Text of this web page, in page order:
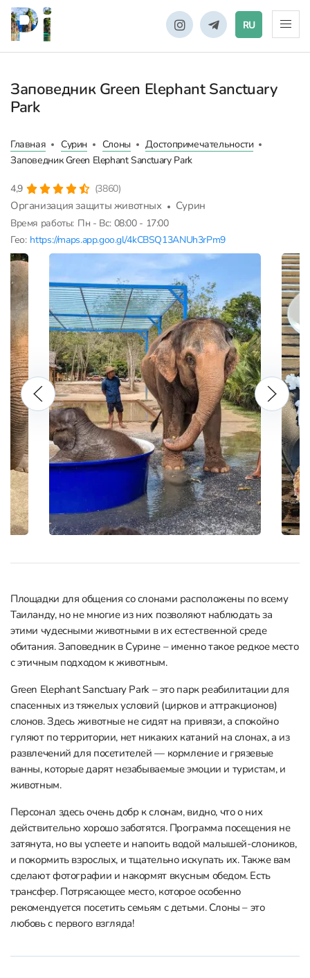
RU
Заповедник Green Elephant Sanctuary
Park
Главная Сурин Слоны
Достопримечательности
Заповедник Green Elephant Sanctuary Park
4,9 (3860)
Организация защиты животных Сурин
Время работы: Пн - Вс: 08:00 - 17:00
Гео: https://maps.app.goo.gl/4kCBSQ13ANUh3rPm9
Площадки для общения со слонами расположены по всему
Таиланду, но не многие из них позволяют наблюдать за
этими чудесными животными в их естественной среде
обитания. Заповедник в Сурине – именно такое редкое место
с этичным подходом к животным.
Green Elephant Sanctuary Park – это парк реабилитации для
спасенных из тяжелых условий (цирков и аттракционов)
слонов. Здесь животные не сидят на привязи, а спокойно
гуляют по территории, нет никаких катаний на слонах, а из
развлечений для посетителей — кормление и грязевые
ванны, которые дарят незабываемые эмоции и туристам, и
животным.
Персонал здесь очень добр к слонам, видно, что о них
действительно хорошо заботятся. Программа посещения не
затянута, но вы успеете и напоить водой малышей-слоников,
и покормить взрослых, и тщательно искупать их. Также вам
сделают фотографии и накормят вкусным обедом. Есть
трансфер. Потрясающее место, которое особенно
рекомендуется посетить семьям с детьми. Слоны – это
любовь с первого взгляда!